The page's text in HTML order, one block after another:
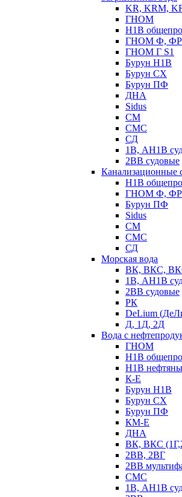
KR, KRM,
ГНОМ
Н1В
ГНОМ Ф, ФР
ГНОМ Г S1
Бурун Н1В
Бурун СХ
Бурун ПФ
ДНА
Sidus
СМ
СМС
СД
1В, АН1В
2ВВ судовые
Канализационные
Н1В
ГНОМ Ф, ФР
Бурун ПФ
Sidus
СМ
СМС
СД
Морская вода
ВК, ВКС,
1В, АН1В
2ВВ судовые
РК
DeLium
Д, 1Д, 2Д
Вода с
ГНОМ
Н1В
Н1В
К-Е
Бурун Н1В
Бурун СХ
Бурун ПФ
КМ-Е
ДНА
ВК, ВКС
2ВВ, 2ВГ
2ВВ
СМС
1В, АН1В